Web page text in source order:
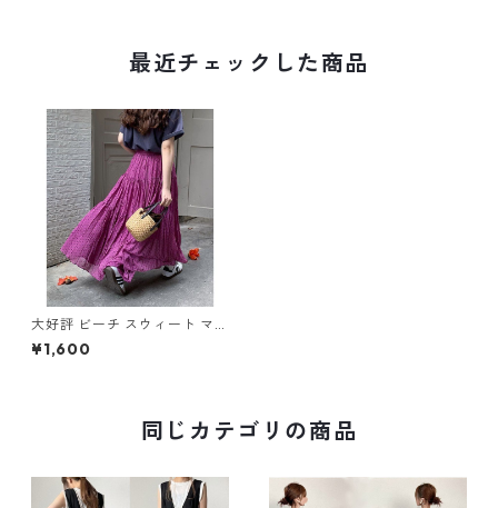
最近チェックした商品
大好評 ビーチ スウィート マキ
シ丈スカート m-444
¥1,600
同じカテゴリの商品